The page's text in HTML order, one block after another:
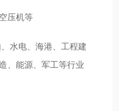
压机等
水电、海港、工程建
、能源、军工等行业